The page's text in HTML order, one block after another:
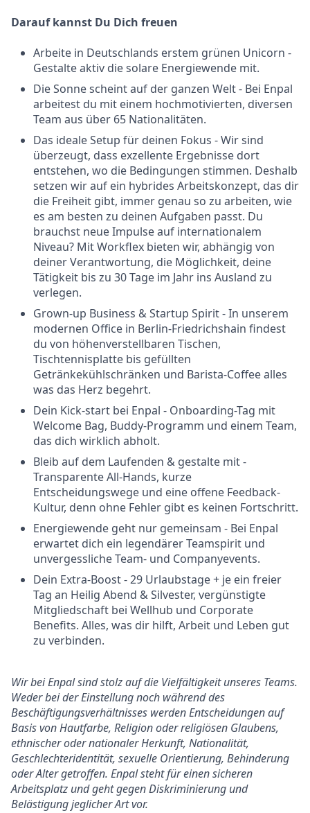
Darauf kannst Du Dich freuen
Arbeite in Deutschlands erstem grünen Unicorn -
Gestalte aktiv die solare Energiewende mit.
Die Sonne scheint auf der ganzen Welt - Bei Enpal
arbeitest du mit einem hochmotivierten, diversen
Team aus über 65 Nationalitäten.
Das ideale Setup für deinen Fokus - Wir sind
überzeugt, dass exzellente Ergebnisse dort
entstehen, wo die Bedingungen stimmen. Deshalb
setzen wir auf ein hybrides Arbeitskonzept, das dir
die Freiheit gibt, immer genau so zu arbeiten, wie
es am besten zu deinen Aufgaben passt. Du
brauchst neue Impulse auf internationalem
Niveau? Mit Workflex bieten wir, abhängig von
deiner Verantwortung, die Möglichkeit, deine
Tätigkeit bis zu 30 Tage im Jahr ins Ausland zu
verlegen.
Grown-up Business & Startup Spirit - In unserem
modernen Office in Berlin-Friedrichshain findest
du von höhenverstellbaren Tischen,
Tischtennisplatte bis gefüllten
Getränkekühlschränken und Barista-Coffee alles
was das Herz begehrt.
Dein Kick-start bei Enpal - Onboarding-Tag mit
Welcome Bag, Buddy-Programm und einem Team,
das dich wirklich abholt.
Bleib auf dem Laufenden & gestalte mit -
Transparente All-Hands, kurze
Entscheidungswege und eine offene Feedback-
Kultur, denn ohne Fehler gibt es keinen Fortschritt.
Energiewende geht nur gemeinsam - Bei Enpal
erwartet dich ein legendärer Teamspirit und
unvergessliche Team- und Companyevents.
Dein Extra-Boost - 29 Urlaubstage + je ein freier
Tag an Heilig Abend & Silvester, vergünstigte
Mitgliedschaft bei Wellhub und Corporate
Benefits. Alles, was dir hilft, Arbeit und Leben gut
zu verbinden.
Wir bei Enpal sind stolz auf die Vielfältigkeit unseres Teams.
Weder bei der Einstellung noch während des
Beschäftigungsverhältnisses werden Entscheidungen auf
Basis von Hautfarbe, Religion oder religiösen Glaubens,
ethnischer oder nationaler Herkunft, Nationalität,
Geschlechteridentität, sexuelle Orientierung, Behinderung
oder Alter getroffen. Enpal steht für einen sicheren
Arbeitsplatz und geht gegen Diskriminierung und
Belästigung jeglicher Art vor.